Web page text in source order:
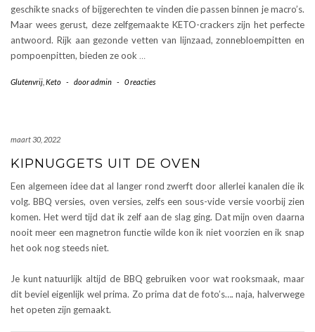
geschikte snacks of bijgerechten te vinden die passen binnen je macro’s.
Maar wees gerust, deze zelfgemaakte KETO-crackers zijn het perfecte
antwoord. Rijk aan gezonde vetten van lijnzaad, zonnebloempitten en
pompoenpitten, bieden ze ook …
Glutenvrij Keto - dooradmin - 0 reacties
maart 30, 2022
KIPNUGGETS UIT DE OVEN
Een algemeen idee dat al langer rond zwerft door allerlei kanalen die ik
volg. BBQ versies, oven versies, zelfs een sous-vide versie voorbij zien
komen. Het werd tijd dat ik zelf aan de slag ging. Dat mijn oven daarna
nooit meer een magnetron functie wilde kon ik niet voorzien en ik snap
het ook nog steeds niet.
Je kunt natuurlijk altijd de BBQ gebruiken voor wat rooksmaak, maar
dit beviel eigenlijk wel prima. Zo prima dat de foto’s…. naja, halverwege
het opeten zijn gemaakt.